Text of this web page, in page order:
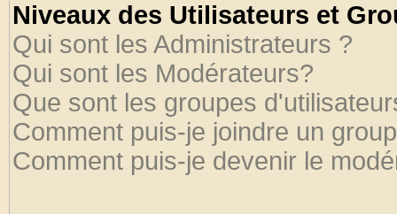
Niveaux des Utilisateurs et
Qui sont les Administrateurs ?
Qui sont les Modérateurs?
Que sont les groupes
Comment puis-je joindre un
Comment puis-je devenir le